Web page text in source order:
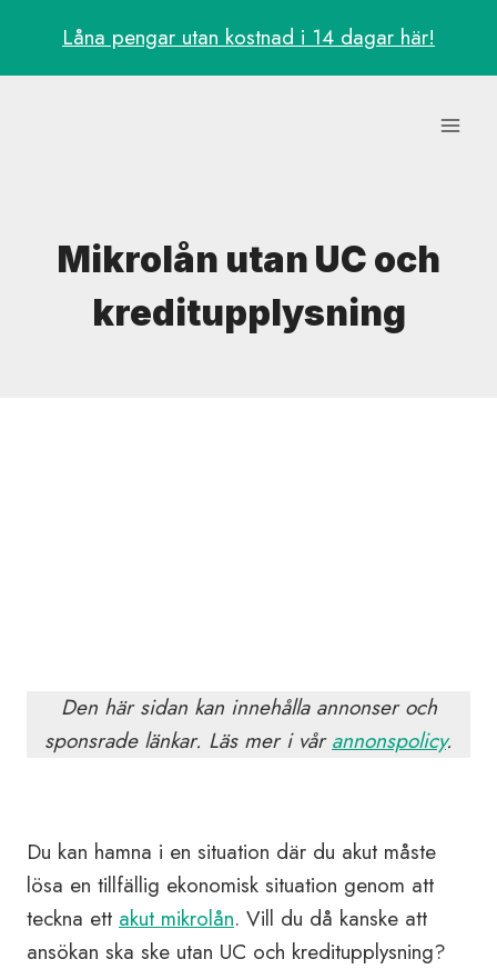
content
Låna pengar utan kostnad i 14 dagar här!
Mikrolån utan UC och
kreditupplysning
Den här sidan kan innehålla annonser och
sponsrade länkar. Läs mer i vårannonspolicy.
Du kan hamna i en situation där du akut måste
lösa en tillfällig ekonomisk situation genom att
teckna ett akut mikrolån. Vill du då kanske att
ansökan ska ske utan UC och kreditupplysning?